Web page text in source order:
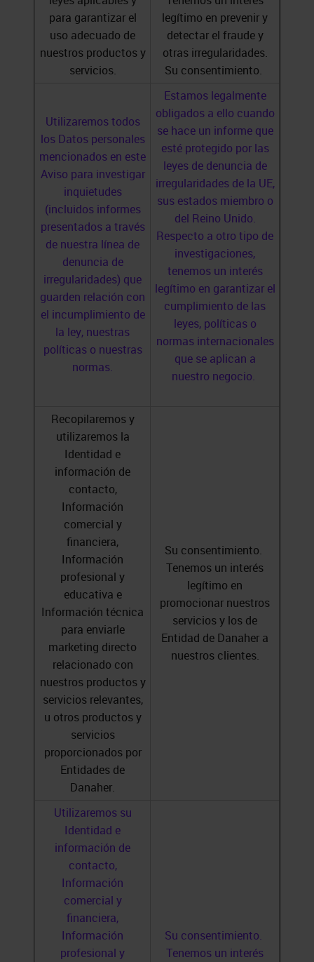
para garantizar el
uso adecuado de
nuestros productos y
servicios.
legítimo en prevenir y
detectar el fraude y
otras irregularidades.
Su consentimiento.
Utilizaremos todos
los Datos personales
mencionados en este
Aviso para investigar
inquietudes
(incluidos informes
presentados a través
de nuestra línea de
denuncia de
irregularidades) que
guarden relación con
el incumplimiento de
la ley, nuestras
políticas o nuestras
normas.
Estamos legalmente
obligados a ello cuando
se hace un informe que
esté protegido por las
leyes de denuncia de
irregularidades de la UE,
sus estados miembro o
del Reino Unido.
Respecto a otro tipo de
investigaciones,
tenemos un interés
legítimo en garantizar el
cumplimiento de las
leyes, políticas o
normas internacionales
que se aplican a
nuestro negocio.
Recopilaremos y
utilizaremos la
Identidad e
información de
contacto,
Información
comercial y
financiera,
Información
profesional y
educativa e
Información técnica
para enviarle
marketing directo
relacionado con
nuestros productos y
servicios relevantes,
u otros productos y
servicios
proporcionados por
Entidades de
Danaher.
Su consentimiento.
Tenemos un interés
legítimo en
promocionar nuestros
servicios y los de
Entidad de Danaher a
nuestros clientes.
Utilizaremos su
Identidad e
información de
contacto,
Información
comercial y
financiera,
Información
profesional y
Su consentimiento.
Tenemos un interés